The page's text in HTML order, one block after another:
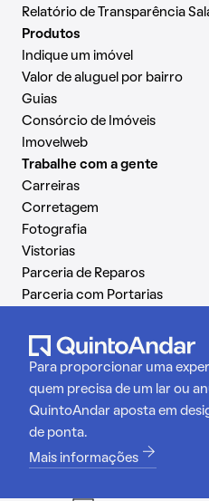
Relatório de Transparência
Produtos
Indique um imóvel
Valor de aluguel por bairro
Guias
Consórcio de Imóveis
Imovelweb
Trabalhe com a gente
Carreiras
Corretagem
Fotografia
Vistorias
Parceria de Reparos
Parceria com Portarias
Para proporcionar uma
quem precisa de um lar ou
QuintoAndar aposta em
de ponta.
Mais informações